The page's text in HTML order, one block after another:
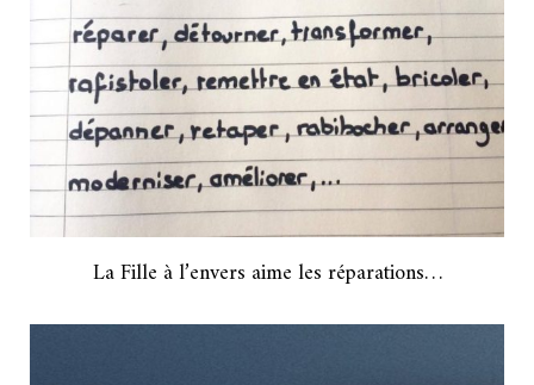
La Fille à l’envers aime les réparations…